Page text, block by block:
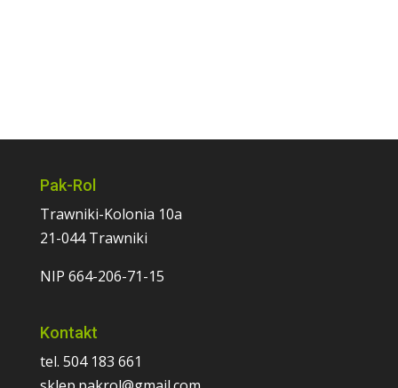
Pak-Rol
Trawniki-Kolonia 10a
21-044 Trawniki
NIP 664-206-71-15
Kontakt
tel. 504 183 661